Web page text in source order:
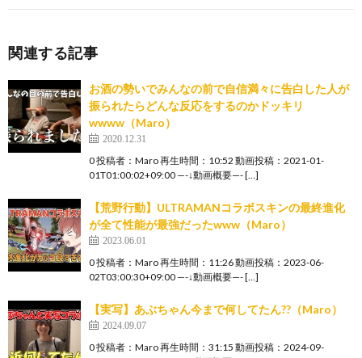
関連する記事
お酒の勢いでみんなの前で自信満々に告白した人が
振られたらどんな反応をするのかドッキリ
wwww（Maro）
2020.12.31
0 投稿者：Maro 再生時間：10:52 動画投稿：2021-01-
01T01:00:02+09:00 —-↓動画概要—- […]
【荒野行動】ULTRAMANコラボスキンの最終進化
が全て性能が最強だったwww（Maro）
2023.06.01
0 投稿者：Maro 再生時間：11:26 動画投稿：2023-06-
02T03:00:30+09:00 —-↓動画概要—- […]
【実写】あぶちゃん今まで何してたん??（Maro）
2024.09.07
0 投稿者：Maro 再生時間：31:15 動画投稿：2024-09-